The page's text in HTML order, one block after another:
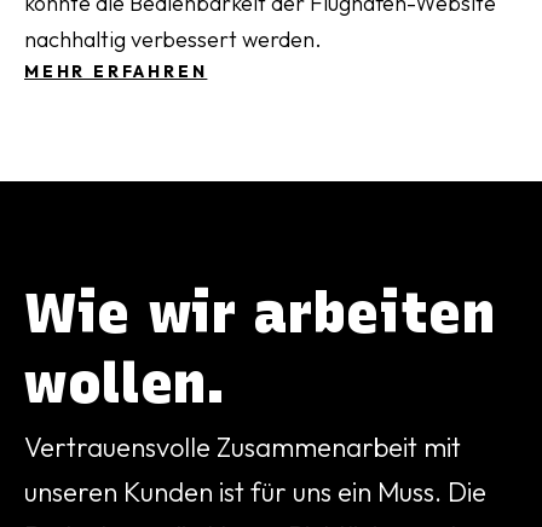
nachhaltig verbessert werden.
MEHR ERFAHREN
Wie wir arbeiten
wollen.
Vertrauensvolle Zusammenarbeit mit
unseren Kunden ist für uns ein Muss. Die